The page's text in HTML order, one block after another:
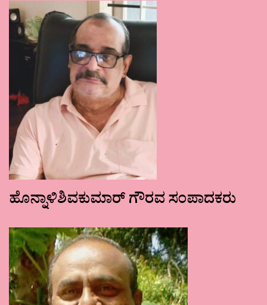
ಹೊನ್ನಾಳಿಶಿವಕುಮಾರ್ ಗೌರವ ಸಂಪಾದಕರು